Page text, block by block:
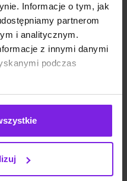
Informacje o tym, jak
partnerom
i analitycznym.
z innymi danymi
podczas